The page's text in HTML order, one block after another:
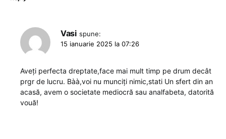
Vasi spune:
15 ianuarie 2025 la 07:26
Aveți perfecta dreptate,face mai mult timp pe drum decât
prgr de lucru. Bàà,voi nu munciți nimic,stati Un sfert din an
acasă, avem o societate mediocră sau analfabeta, datorită
vouă!